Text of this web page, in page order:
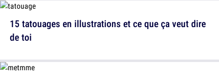
15 tatouages en illustrations et ce que ça veut dire
de toi